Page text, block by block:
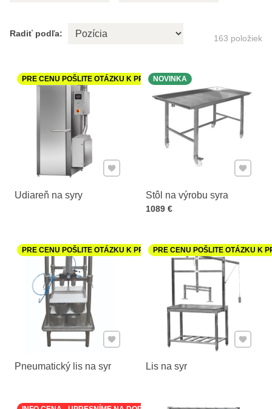
Radiť podľa: 163 položiek
Udiareň na syry
PRE CENU POŠLITE OTÁZKU K PRODUKTU
Pridať k Obľúbeným
Stôl na výrobu syra
Cena s DPH
1089 €
NOVINKA
Pridať
Pneumatický lis na syr
PRE CENU POŠLITE OTÁZKU K PRODUKTU
Pridať k Obľúbeným
Lis na syr
PRE CENU POŠLITE OTÁZKU K
Pridať